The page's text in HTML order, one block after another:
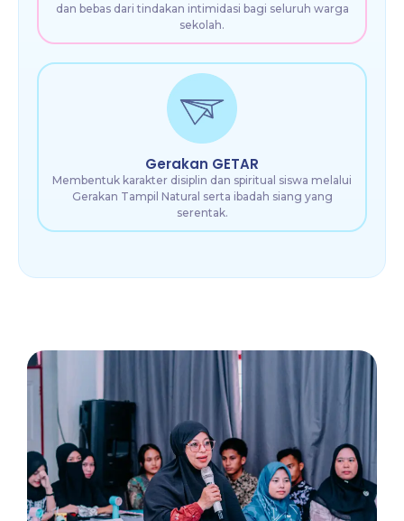
dan bebas dari tindakan intimidasi bagi seluruh warga
sekolah.
Gerakan GETAR
Membentuk karakter disiplin dan spiritual siswa melalui
Gerakan Tampil Natural serta ibadah siang yang
serentak.